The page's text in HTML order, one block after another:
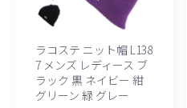
ラコステ ニット帽 L138
7 メンズ レディース ブ
ラック 黒 ネイビー 紺
グリーン 緑 グレー